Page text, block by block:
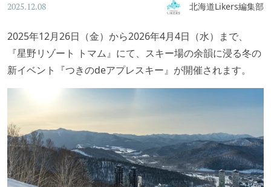
2025.12.08 北海道Likers編集部
2025年12月26日（金）から2026年4月4日（水）まで、
『星野リゾート トマム』にて、スキー場の余韻に浸る冬の
新イベント『つきのdeアプレスキー』が開催されます。